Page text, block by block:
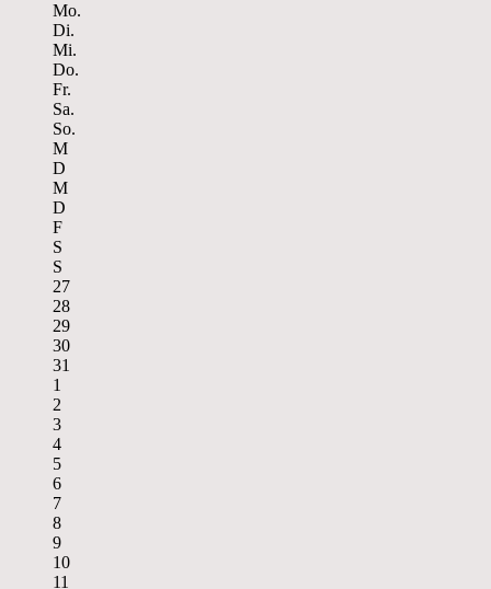
Mo.
Di.
Mi.
Do.
Fr.
Sa.
So.
M
D
M
D
F
S
S
27
28
29
30
31
1
2
3
4
5
6
7
8
9
10
11